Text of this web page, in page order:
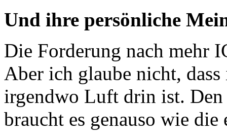
Und ihre persönliche
Die Forderung nach mehr
Aber ich glaube nicht,
irgendwo Luft drin ist. Den
braucht es genauso wie